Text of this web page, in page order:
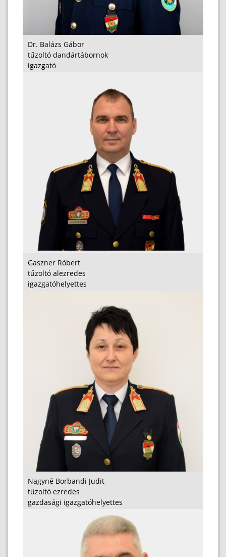
Dr. Balázs Gábor
tűzoltó dandártábornok
igazgató
Gaszner Róbert
tűzoltó alezredes
igazgatóhelyettes
Nagyné Borbandi Judit
tűzoltó ezredes
gazdasági igazgatóhelyettes